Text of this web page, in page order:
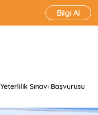
Bilgi Al
Yeterlilik Sınavı Başvurusu